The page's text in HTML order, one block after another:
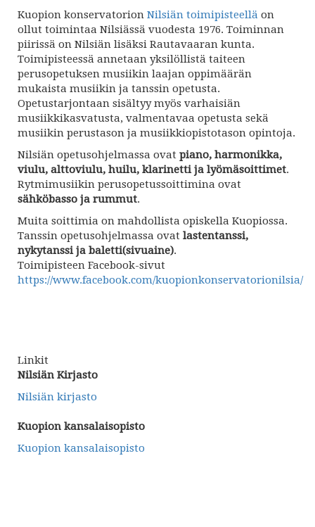
Kuopion konservatorion Nilsiän toimipisteellä on
ollut toimintaa Nilsiässä vuodesta 1976. Toiminnan
piirissä on Nilsiän lisäksi Rautavaaran kunta.
Toimipisteessä annetaan yksilöllistä taiteen
perusopetuksen musiikin laajan oppimäärän
mukaista musiikin ja tanssin opetusta.
Opetustarjontaan sisältyy myös varhaisiän
musiikkikasvatusta, valmentavaa opetusta sekä
musiikin perustason ja musiikkiopistotason opintoja.
Nilsiän opetusohjelmassa ovat piano, harmonikka,
viulu, alttoviulu, huilu, klarinetti ja lyömäsoittimet.
Rytmimusiikin perusopetussoittimina ovat
sähköbasso ja rummut.
Muita soittimia on mahdollista opiskella Kuopiossa.
Tanssin opetusohjelmassa ovat lastentanssi,
nykytanssi ja baletti(sivuaine).
Toimipisteen Facebook-sivut
https://www.facebook.com/kuopionkonservatorionilsia/
Linkit
Nilsiän Kirjasto
Nilsiän kirjasto
Kuopion kansalaisopisto
Kuopion kansalaisopisto